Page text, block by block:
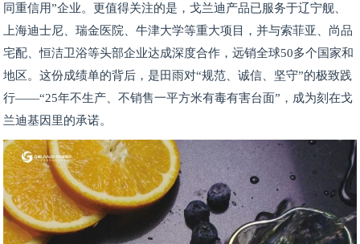
同重信用”企业。更值得关注的是，戈兰迪产品已服务于辽宁舰、
上海迪士尼、瑞金医院、牛津大学等重大项目，并与索菲亚、尚品
宅配、恒洁卫浴等头部企业达成深度合作，远销全球50多个国家和
地区。这份成绩单的背后，是田雨对“规范、诚信、坚守”的极致践
行——“25年不生产、不销售一平方米有毒有害台面”，成为刻在戈
兰迪基因里的承诺。